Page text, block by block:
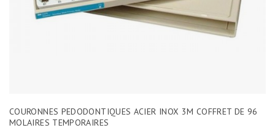
COURONNES PEDODONTIQUES ACIER INOX 3M COFFRET DE 96
MOLAIRES TEMPORAIRES